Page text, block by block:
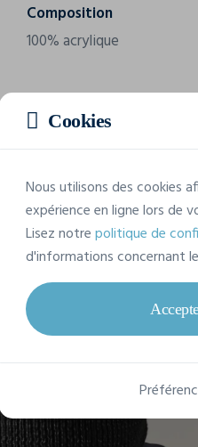
Composition
100% acrylique
Cookies
Nous utilisons des cookies
expérience en ligne lors de
Lisez notrepolitique de
d'informations concernant